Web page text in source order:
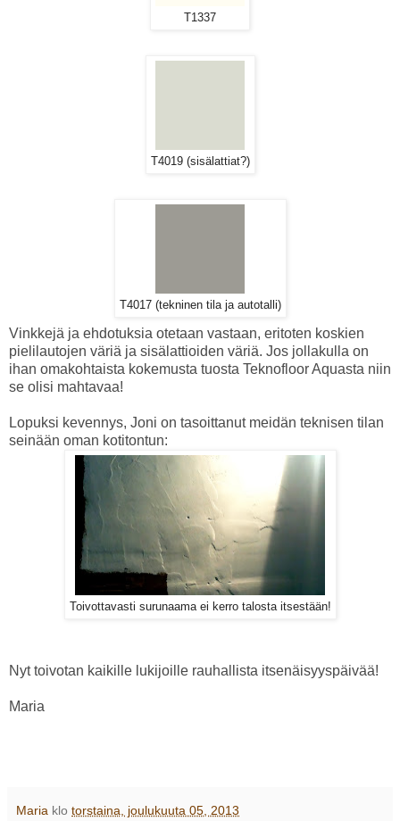
T1337
T4019 (sisälattiat?)
T4017 (tekninen tila ja autotalli)
Vinkkejä ja ehdotuksia otetaan vastaan, eritoten koskien
pielilautojen väriä ja sisälattioiden väriä. Jos jollakulla on
ihan omakohtaista kokemusta tuosta Teknofloor Aquasta niin
se olisi mahtavaa!
Lopuksi kevennys, Joni on tasoittanut meidän teknisen tilan
seinään oman kotitontun:
Toivottavasti surunaama ei kerro talosta itsestään!
Nyt toivotan kaikille lukijoille rauhallista itsenäisyyspäivää!
Maria
Maria klo torstaina, joulukuuta 05, 2013